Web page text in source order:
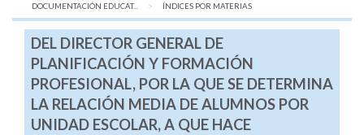
DOCUMENTACIÓN EDUCAT...
AQUÍ:
ÍNDICES POR MATERIAS
DEL DIRECTOR GENERAL DE
PLANIFICACIÓN Y FORMACIÓN
PROFESIONAL, POR LA QUE SE DETERMINA
LA RELACIÓN MEDIA DE ALUMNOS POR
UNIDAD ESCOLAR, A QUE HACE